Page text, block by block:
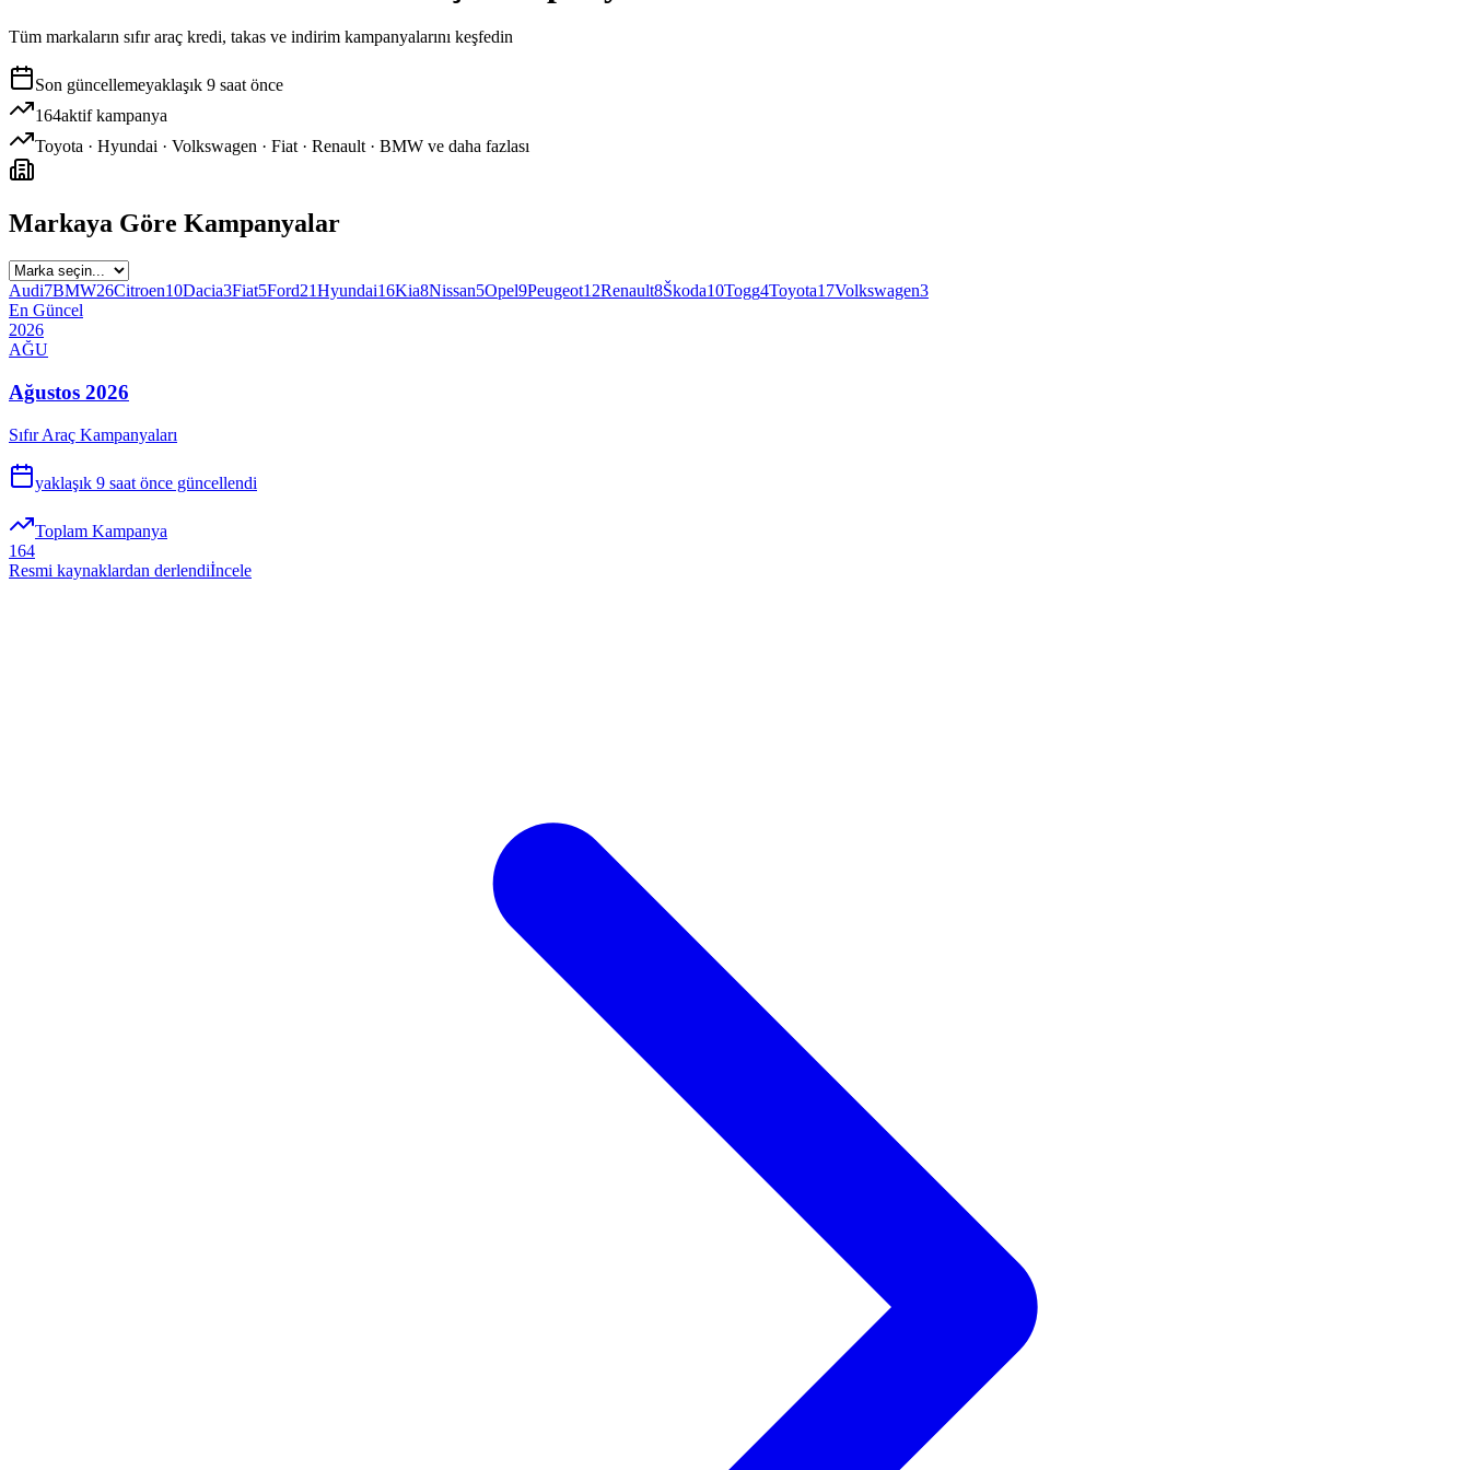
Tüm markaların sıfır araç kredi, takas ve indirim kampanyalarını keşfedin
Son güncellemeyaklaşık 9 saat önce
164aktif kampanya
Toyota · Hyundai · Volkswagen · Fiat · Renault · BMW ve daha fazlası
Markaya Göre Kampanyalar
Audi7BMW26Citroen10Dacia3Fiat5Ford21Hyundai16Kia8Nissan5Opel9Peugeot12Renault8Škoda10Togg4Toyota17Volkswagen3
En Güncel
2026
AĞU
Ağustos 2026
Sıfır Araç Kampanyaları
yaklaşık 9 saat önce güncellendi
Toplam Kampanya
164
Resmi kaynaklardan derlendiİncele